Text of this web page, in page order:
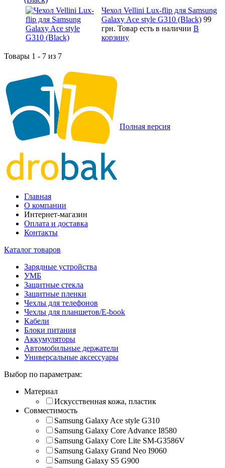
Чехол Vellini Lux-flip для Samsung
Galaxy Ace style G310 (Black) 99
грн. Товар есть в наличии В
корзину
Товары 1 - 7 из 7
Полная версия
Главная
О компании
Интернет-магазин
Оплата и доставка
Контакты
Каталог товаров
Зарядные устройства
УМБ
Защитные стекла
Защитные пленки
Чехлы для телефонов
Чехлы для планшетов/E-book
Кабели
Блоки питания
Аккумуляторы
Автомобильные держатели
Универсальные аксессуары
Выбор по параметрам:
Материал
Искусственная кожа, пластик
Совместимость
Samsung Galaxy Ace style G310
Samsung Galaxy Core Advance I8580
Samsung Galaxy Core Lite SM-G3586V
Samsung Galaxy Grand Neo I9060
Samsung Galaxy S5 G900